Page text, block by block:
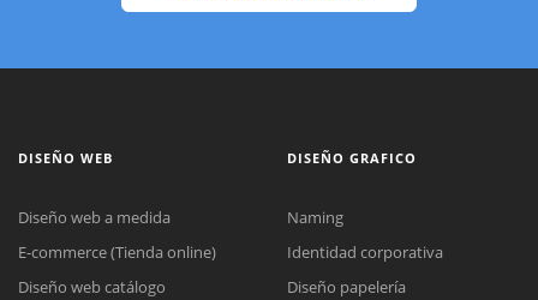
DISEÑO WEB
Diseño web a medida
E-commerce (Tienda online)
Diseño web catálogo
DISEÑO GRAFICO
Naming
Identidad corporativa
Diseño papelería